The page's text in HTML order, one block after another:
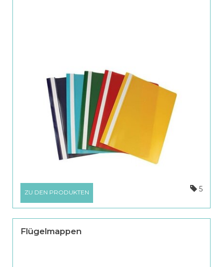
ZU DEN PRODUKTEN 5
Flügelmappen